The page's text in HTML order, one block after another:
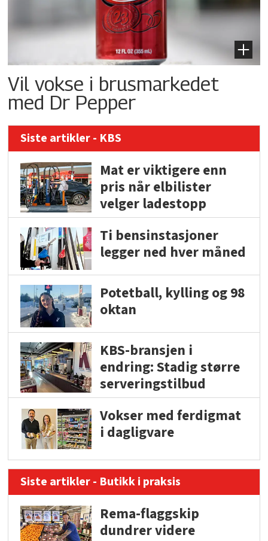
Vil vokse i brusmarkedet
med Dr Pepper
Siste artikler - KBS
Mat er viktigere enn
pris når elbilister
velger ladestopp
Ti bensinstasjoner
legger ned hver måned
Potetball, kylling og 98
oktan
KBS-bransjen i
endring: Stadig større
serveringstilbud
Vokser med ferdigmat
i dagligvare
Siste artikler - Butikk i praksis
Rema-flaggskip
dundrer videre